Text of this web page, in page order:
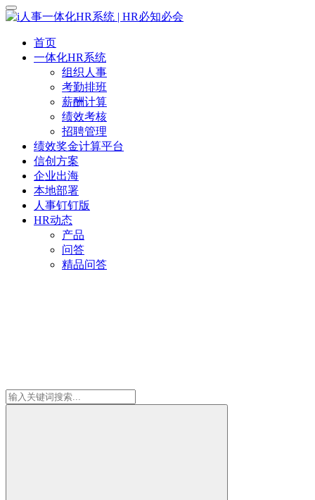
首页
一体化HR系统
组织人事
考勤排班
薪酬计算
绩效考核
招聘管理
绩效奖金计算平台
信创方案
企业出海
本地部署
人事钉钉版
HR动态
产品
问答
精品问答